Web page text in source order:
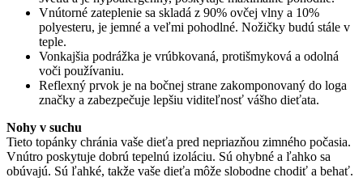
Vnútorné zateplenie sa skladá z 90% ovčej vlny a 10%
polyesteru, je jemné a veľmi pohodlné. Nožičky budú stále v
teple.
Vonkajšia podrážka je vrúbkovaná, protišmyková a odolná
voči používaniu.
Reflexný prvok je na bočnej strane zakomponovaný do loga
značky a zabezpečuje lepšiu viditeľnosť vášho dieťata.
Nohy v suchu
Tieto topánky chránia vaše dieťa pred nepriazňou zimného počasia.
Vnútro poskytuje dobrú tepelnú izoláciu. Sú ohybné a ľahko sa
obúvajú. Sú ľahké, takže vaše dieťa môže slobodne chodiť a behať.